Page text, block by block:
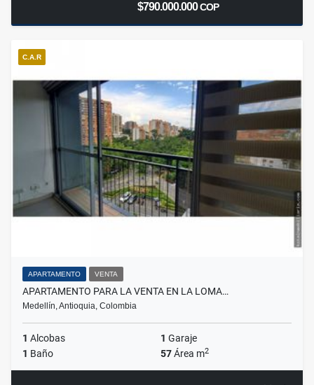
$790.000.000COP
C.A.R
APARTAMENTO VENTA
APARTAMENTO PARA LA VENTA EN LA LOMA…
Medellín, Antioquia, Colombia
1 Alcobas 1 Garaje
1 Baño 57Área m2